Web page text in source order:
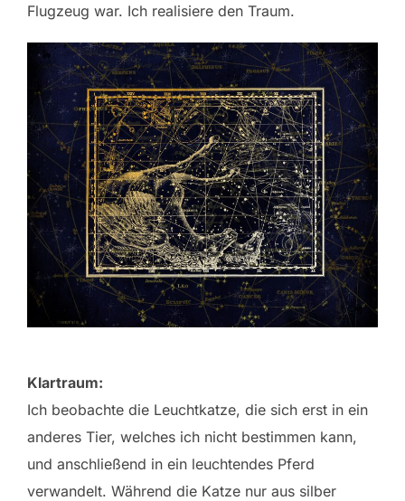
Flugzeug war. Ich realisiere den Traum.
Klartraum:
Ich beobachte die Leuchtkatze, die sich erst in ein
anderes Tier, welches ich nicht bestimmen kann,
und anschließend in ein leuchtendes Pferd
verwandelt. Während die Katze nur aus silber